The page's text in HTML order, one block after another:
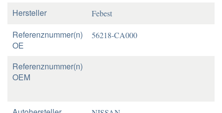
Hersteller Febest
Referenznummer(n)
OE
56218-CA000
Referenznummer(n)
OEM